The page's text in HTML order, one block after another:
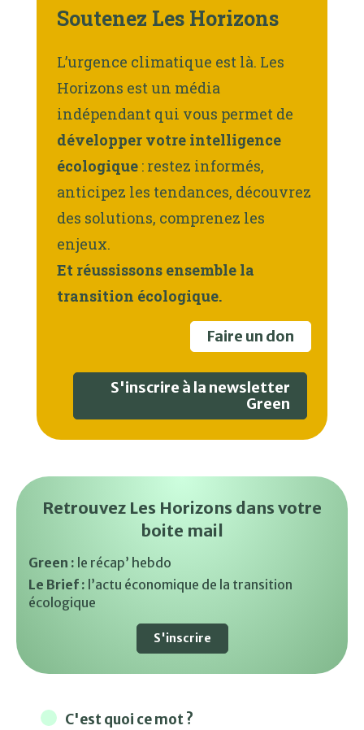
Soutenez Les Horizons
L’urgence climatique est là. Les
Horizons est un média
indépendant qui vous permet de
développer votre intelligence
écologique : restez informés,
anticipez les tendances, découvrez
des solutions, comprenez les
enjeux.
Et réussissons ensemble la
transition écologique.
Faire un don
S'inscrire à la newsletter
Green
Retrouvez Les Horizons dans votre
boite mail
Green : le récap’ hebdo
Le Brief : l’actu économique de la transition
écologique
S'inscrire
C'est quoi ce mot ?